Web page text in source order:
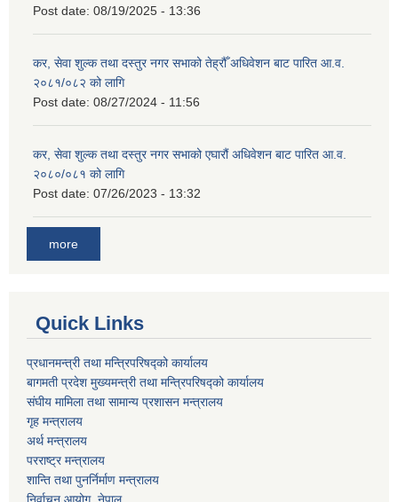
Post date: 08/19/2025 - 13:36
कर, सेवा शुल्क तथा दस्तुर नगर सभाको तेह्रौँ अधिवेशन बाट पारित आ.व.
२०८१/०८२ को लागि
Post date: 08/27/2024 - 11:56
कर, सेवा शुल्क तथा दस्तुर नगर सभाको एघारौं अधिवेशन बाट पारित आ.व.
२०८०/०८१ को लागि
Post date: 07/26/2023 - 13:32
more
Quick Links
प्रधानमन्त्री तथा मन्त्रिपरिषद्को कार्यालय
बागमती प्रदेश मुख्यमन्त्री तथा मन्त्रिपरिषद्को कार्यालय
संघीय मामिला तथा सामान्य प्रशासन मन्त्रालय
गृह मन्त्रालय
अर्थ मन्त्रालय
परराष्ट्र मन्त्रालय
शान्ति तथा पुनर्निर्माण मन्त्रालय
निर्वाचन आयोग, नेपाल